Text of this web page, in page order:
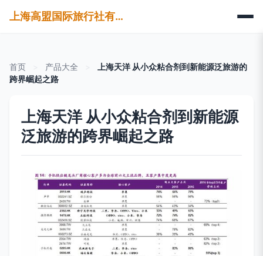
上海高盟国际旅行社有限公司
首页 产品大全
上海天洋 从小众粘合剂到新能源泛旅游的
跨界崛起之路
上海天洋 从小众粘合剂到新能源
泛旅游的跨界崛起之路